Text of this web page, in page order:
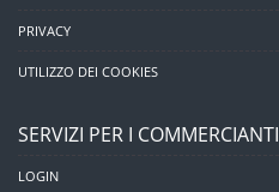
PRIVACY
UTILIZZO DEI COOKIES
SERVIZI PER I COMMERCIANTI
LOGIN